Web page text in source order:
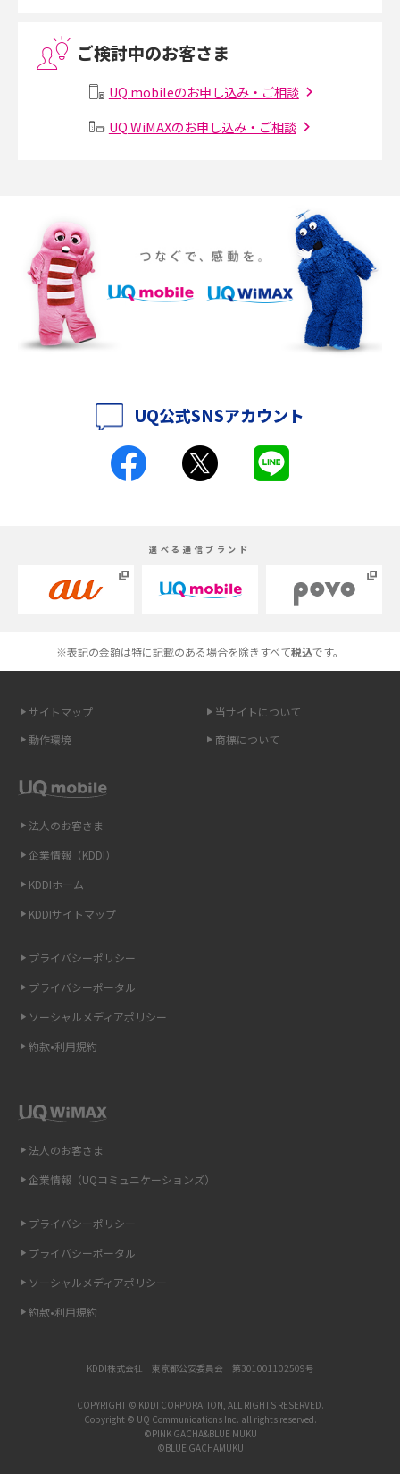
Threads（スレッズ）とは？主な機能や登録方法、投稿の仕方を解説
Instagram（インスタグラム）でスクショするとバレる？バレるケースや撮
iPhone 16eとiPhone SE（第3世代）の違いは？サイズやスペックを比較し
て解説
iPhone 16eとiPhone 14を徹底比較！スペック・機能の違いをわかりやすく
紹介
iPhone 16とiPhone 15の違いは？カメラ・スペック・機能を徹底比較
iPhoneの機種変更のやり方は？事前準備・手順やデータ移行方法をわかり
Androidスマホとは？特徴やメリット・デメリット、おススメ機種を紹介
高校生にスマホ制限は必要？所持率やメリット・デメリットを詳しく紹介
トを解説
スマホや携帯端末の通信速度制限とは？回避のコツや解除のタイミング・
LINEの通知がこない時の原因と対処法9選！設定の確認手順も解説
スマホのウィジェットとは？iPhone・Androidの設定方法やおススメを紹
リプライ機能とは？LINE、X（旧Twitter）、Instagram、TikTokで送る方法
インスタのDMの送り方は？便利機能の使い方や注意点をわかりやすく解説
Bluetooth®とは？Wi-Fiとの違いやスマホ・PCとの接続方法を解説
紹介
方法を詳しく解説
着信拒否とは？設定方法やブロックした番号の確認方法を解説
ご検討中のお客さま
UQ mobileのお申し込み・ご相談
UQ WiMAXのお申し込み・ご相談
UQ公式SNSアカウント
選べる通信ブランド
※表記の金額は特に記載のある場合を除きすべて税込です。
サイトマップ
当サイトについて
動作環境
商標について
法人のお客さま
企業情報（KDDI）
KDDIホーム
KDDIサイトマップ
プライバシーポリシー
プライバシーポータル
ソーシャルメディアポリシー
約款•利用規約
法人のお客さま
企業情報（UQコミュニケーションズ）
プライバシーポリシー
プライバシーポータル
ソーシャルメディアポリシー
約款•利用規約
KDDI株式会社 東京都公安委員会 第301001102509号
COPYRIGHT © KDDI CORPORATION, ALL RIGHTS RESERVED.
Copyright © UQ Communications Inc. all rights reserved.
©PINK GACHA&BLUE MUKU
©BLUE GACHAMUKU